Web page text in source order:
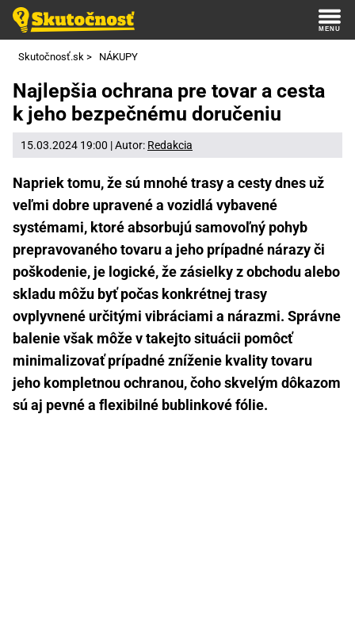
Skutočnosť.sk > NÁKUPY
Najlepšia ochrana pre tovar a cesta
k jeho bezpečnému doručeniu
15.03.2024 19:00 | Autor: Redakcia
Napriek tomu, že sú mnohé trasy a cesty dnes už
veľmi dobre upravené a vozidlá vybavené
systémami, ktoré absorbujú samovoľný pohyb
prepravovaného tovaru a jeho prípadné nárazy či
poškodenie, je logické, že zásielky z obchodu alebo
skladu môžu byť počas konkrétnej trasy
ovplyvnené určitými vibráciami a nárazmi. Správne
balenie však môže v takejto situácii pomôcť
minimalizovať prípadné zníženie kvality tovaru
jeho kompletnou ochranou, čoho skvelým dôkazom
sú aj pevné a flexibilné bublinkové fólie.